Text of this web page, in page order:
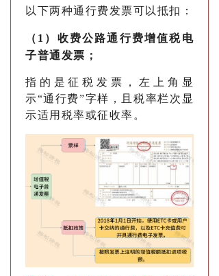
以下两种通行费发票可以抵扣：
（1）收费公路通行费增值税电
子普通发票；
指的是征税发票，左上角显
示“通行费”字样，且税率栏次显
示适用税率或征收率。